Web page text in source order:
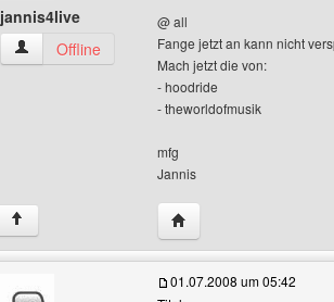
jannis4live
jannis4live Benutzer-Profile anzeigen
Offline
@ all
Fange jetzt an kann nicht
Mach jetzt die von:
- hoodride
- theworldofmusik
mfg
Jannis
↑ Website dieses
01.07.2008 um 05:42